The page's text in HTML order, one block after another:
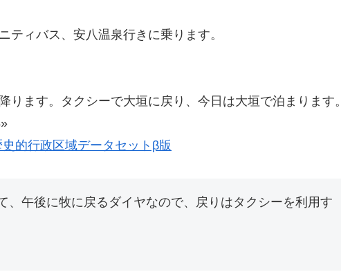
ティバス、安八温泉行きに乗ります。
ります。タクシーで大垣に戻り、今日は大垣で泊まります。
的行政区域データセットβ版
、午後に牧に戻るダイヤなので、戻りはタクシーを利用す